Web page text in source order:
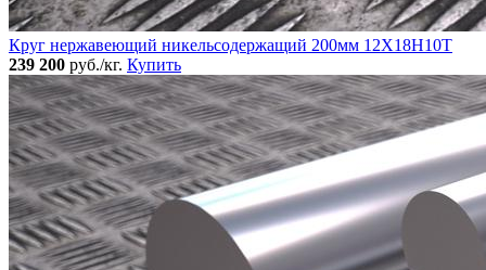
Круг нержавеющий никельсодержащий 200мм 12Х18Н10Т
239 200 руб./кг. Купить